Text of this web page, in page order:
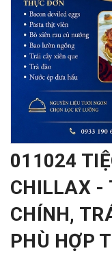
011024
CHILLAX -
CHÍNH,
PHÙ HỢP